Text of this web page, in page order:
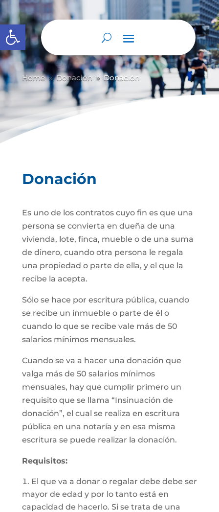
Abrir barra de herramientas
Home 9 Donación 9 Donación
Donación
Es uno de los contratos cuyo fin es que una
persona se convierta en dueña de una
vivienda, lote, finca, mueble o de una suma
de dinero, cuando otra persona le regala
una propiedad o parte de ella, y el que la
recibe la acepta.
Sólo se hace por escritura pública, cuando
se recibe un inmueble o parte de él o
cuando lo que se recibe vale más de 50
salarios mínimos mensuales.
Cuando se va a hacer una donación que
valga más de 50 salarios mínimos
mensuales, hay que cumplir primero un
requisito que se llama “Insinuación de
donación”, el cual se realiza en escritura
pública en una notaría y en esa misma
escritura se puede realizar la donación.
Requisitos:
El que va a donar o regalar debe debe ser
mayor de edad y por lo tanto está en
capacidad de hacerlo. Si se trata de una